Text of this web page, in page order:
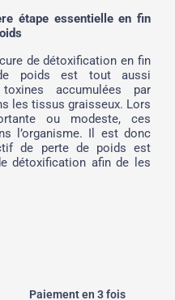
étape essentielle en fin
de détoxification en fin
poids est tout aussi
accumulées par
les tissus graisseux. Lors
ou modeste, ces
l’organisme. Il est donc
de perte de poids est
détoxification afin de les
Paiement en 3 fois